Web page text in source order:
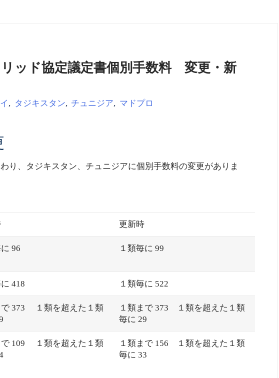
リッド協定議定書個別手数料 変更・新
, タジキスタン, チュニジア, マドプロ
り、タジキスタン、チュニジアに個別手数料の変更がありま
更新時
96 １類毎に 99
418 １類毎に 522
で 373 １類を超えた１類
１類まで 373 １類を超えた１類
毎に 29
で 109 １類を超えた１類
１類まで 156 １類を超えた１類
毎に 33